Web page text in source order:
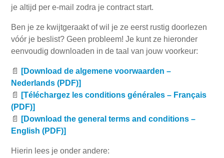
je altijd per e-mail zodra je contract start.
Ben je ze kwijtgeraakt of wil je ze eerst rustig doorlezen
vóór je beslist? Geen probleem! Je kunt ze hieronder
eenvoudig downloaden in de taal van jouw voorkeur:
📄
[Download de algemene voorwaarden –
Nederlands (PDF)]
📄
[Téléchargez les conditions générales – Français
(PDF)]
📄
[Download the general terms and conditions –
English (PDF)]
Hierin lees je onder andere: